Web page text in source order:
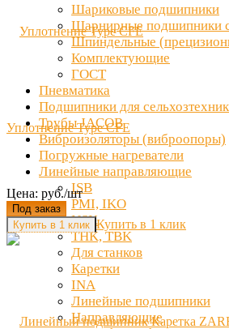
Шариковые подшипники
Шарнирные подшипники
Шпиндельные
Комплектующие
ГОСТ
Пневматика
Подшипники для
Трубы JACOB
Виброизоляторы (виброопоры)
Погружные нагреватели
Линейные направляющие
ISB
PMI, IKO
NSK
THK, TBK
Для станков
Каретки
INA
Линейные подшипники
Направляющие
Уплотнение Type CFE
Цена: руб./шт
Под заказ
Купить в 1 клик